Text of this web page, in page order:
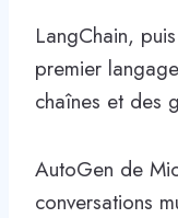
LangChain,
premier
chaînes et des
AutoGen de
conversations